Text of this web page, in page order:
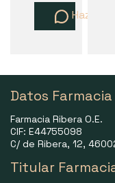
Haz una
Datos Farmacia
Farmacia Ribera O.E.
CIF: E44755098
C/ de Ribera, 12,
Titular